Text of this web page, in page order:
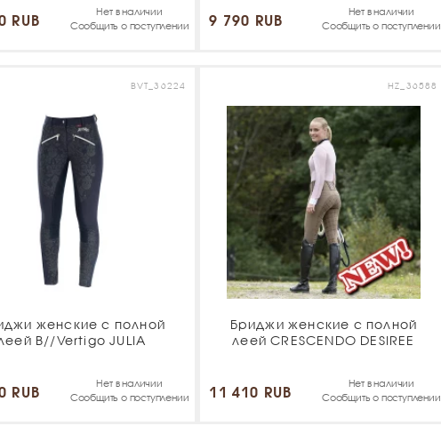
RUB
Нет в наличии
Сообщить о поступлении
9 790 RUB
Нет в наличии
Сообщить о поступлении
BVT_36224
женские с полной
B//Vertigo JULIA
RUB
Нет в наличии
Сообщить о поступлении
HZ_36588
Бриджи женские с полной
леей CRESCENDO DESIREE
11 410 RUB
Нет в наличии
Сообщить о поступлении